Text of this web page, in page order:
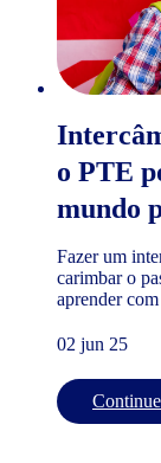
o PTE
mundo
Fazer um
carimbar o
aprender
02 jun 25